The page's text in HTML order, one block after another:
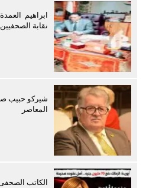
ابراهيم
نقابة
شيركو حبيب
المعاصر
الكاتب